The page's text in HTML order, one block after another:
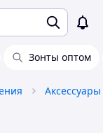
Зонты оптом
Аксессуары